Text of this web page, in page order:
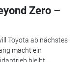
Zero –
Toyota ab nächstes
macht ein